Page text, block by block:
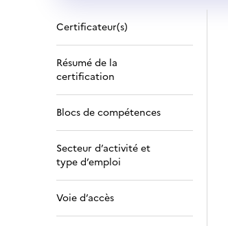
Certificateur(s)
Résumé de la
certification
Blocs de compétences
Secteur d’activité et
type d’emploi
Voie d’accès